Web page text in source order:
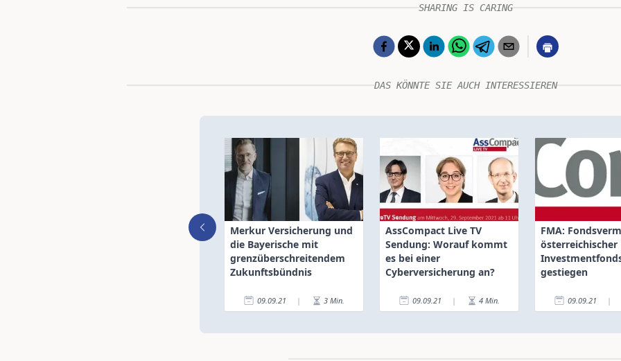
SHARING IS CARING
DAS KÖNNTE SIE AUCH INTERESSIEREN
Merkur Versicherung und
die Bayerische mit
grenzüberschreitendem
Zukunftsbündnis
09.09.21 | 3 Min.
AssCompact Live TV
Sendung: Worauf kommt
es bei einer
Cyberversicherung an?
09.09.21 | 4 Min.
FMA:
österreichischer
gestiegen
09.09.21 |